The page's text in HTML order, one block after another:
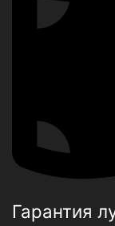
Гарантия